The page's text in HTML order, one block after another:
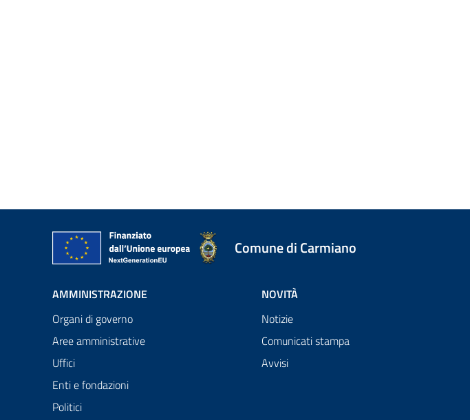
Comune di Carmiano
AMMINISTRAZIONE
Organi di governo
Aree amministrative
Uffici
Enti e fondazioni
Politici
NOVITÀ
Notizie
Comunicati stampa
Avvisi